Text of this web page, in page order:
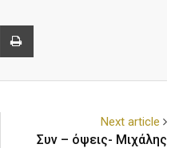
Next article
Συν – όψεις- Μιχάλης